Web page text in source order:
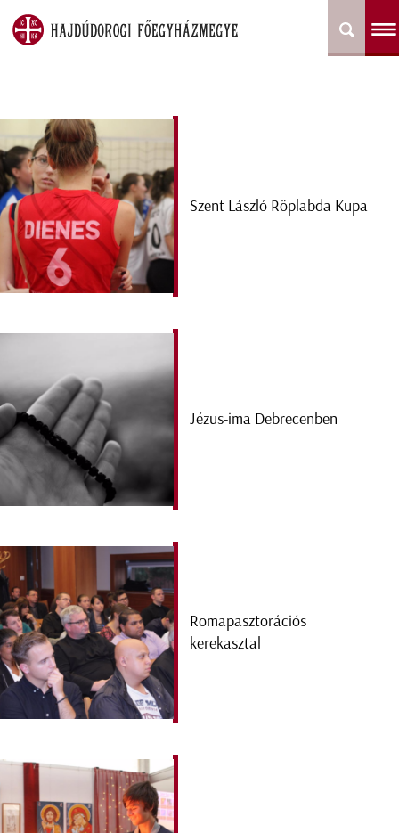
Szent László Röplabda Kupa
Jézus-ima Debrecenben
Romapasztorációs
kerekasztal